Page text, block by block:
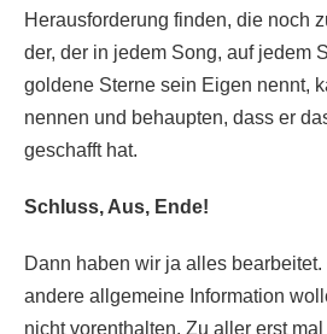
Herausforderung finden, die noch
der, der in jedem Song, auf jedem
goldene Sterne sein Eigen nennt,
nennen und behaupten, dass er
geschafft hat.
Schluss, Aus, Ende!
Dann haben wir ja alles
andere allgemeine Information
nicht vorenthalten. Zu aller erst